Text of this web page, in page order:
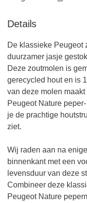
Details
De klassieke Peugeot
duurzamer jasje
Deze zoutmolen is
gerecycled hout en is
van deze molen
Peugeot Nature
je de prachtige
ziet.
Wij raden aan na
binnenkant met een
levensduur van deze
Combineer deze
Peugeot Nature